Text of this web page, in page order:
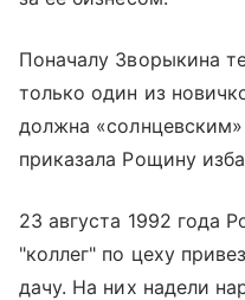
Поначалу Зворыкина
только один из
должна
приказала Рощину
23 августа 1992 года
"коллег" по цеху
дачу. На них надели